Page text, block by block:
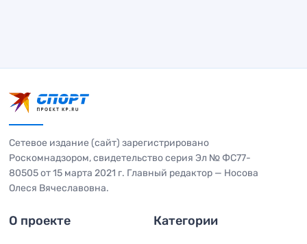
Сетевое издание (сайт) зарегистрировано
Роскомнадзором, свидетельство серия Эл № ФС77-
80505 от 15 марта 2021 г. Главный редактор — Носова
Олеся Вячеславовна.
О проекте Категории